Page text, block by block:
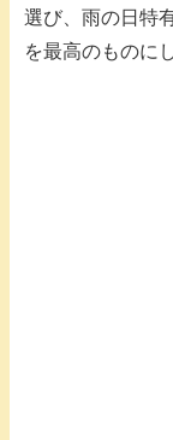
選び、雨の日特
を最高のものに